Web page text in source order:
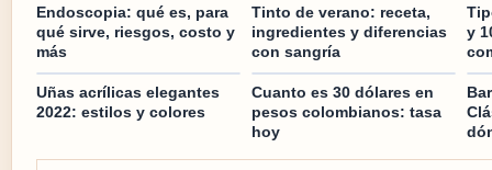
Endoscopia: qué es, para
qué sirve, riesgos, costo y
más
Tinto de verano: receta,
ingredientes y diferencias
con sangría
y
Uñas acrílicas elegantes
2022: estilos y colores
Cuanto es 30 dólares en
pesos colombianos: tasa
hoy